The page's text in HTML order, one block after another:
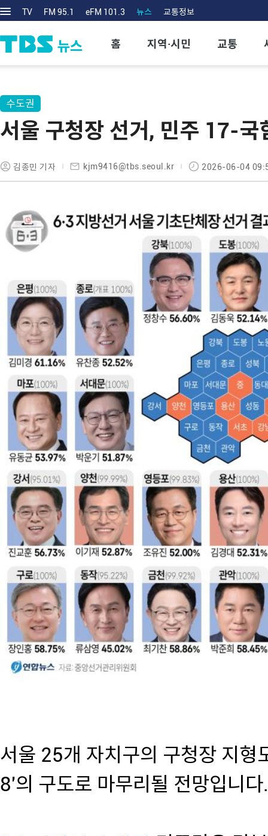
TV FM 95.1 eFM 101.3 뉴스 교통정보
홈 지역·시민 교통
수도권
서울 구청장 선거, 민주 17-국
김종민 기자 kjm9416@tbs.seoul.kr 2026-06-04
서울 25개 자치구의 구청장 지형
8'의 구도로 마무리될 전망입니다.